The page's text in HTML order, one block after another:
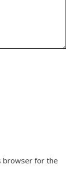
browser for the